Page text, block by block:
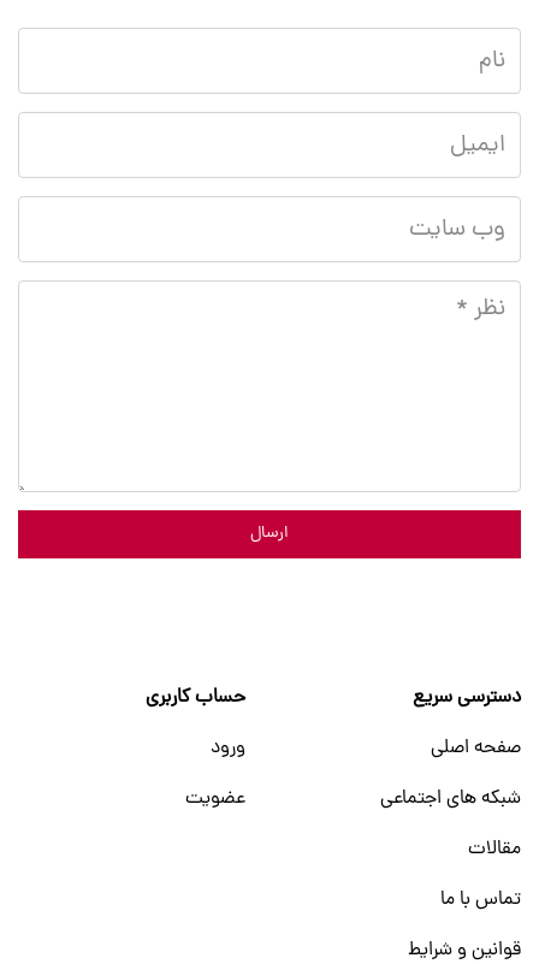
ارسال
دسترسی سریع
صفحه اصلی
شبکه های اجتماعی
مقالات
تماس با ما
قوانین و شرایط
حساب کاربری
ورود
عضویت